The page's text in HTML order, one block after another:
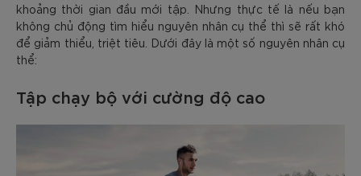
khoảng thời gian đầu mới tập. Nhưng thực tế là nếu bạn
không chủ động tìm hiểu nguyên nhân cụ thể thì sẽ rất khó
để giảm thiểu, triệt tiêu. Dưới đây là một số nguyên nhân cụ
thể:
Tập chạy bộ với cường độ cao